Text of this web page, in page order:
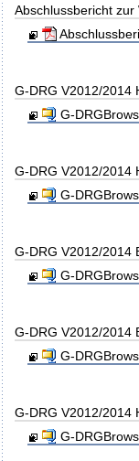
Abschlussbericht
G-DRG V2012/2014
G-
G-DRG V2012/2014
G-
G-DRG V2012/2014
G-
G-DRG V2012/2014
G-
G-DRG V2012/2014
G-